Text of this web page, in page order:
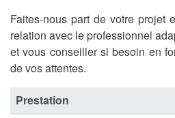
Faites-nous part de votre projet
relation avec le professionnel
et vous conseiller si besoin en
de vos attentes.
Prestation